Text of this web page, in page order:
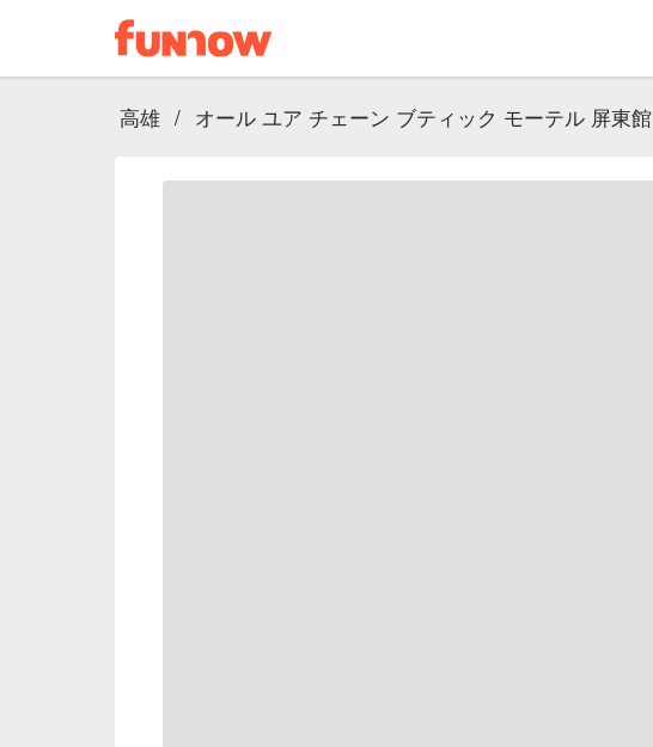
高雄 / オール ユア チェーン ブティック モーテル 屏東館